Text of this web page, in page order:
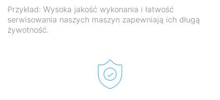
Przykład: Wysoka jakość wykonania i łatwość
serwisowania naszych maszyn zapewniają ich długą
żywotność.